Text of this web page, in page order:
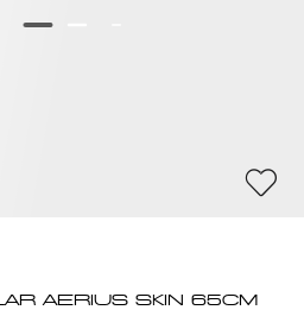
Aerius Skin 65cm